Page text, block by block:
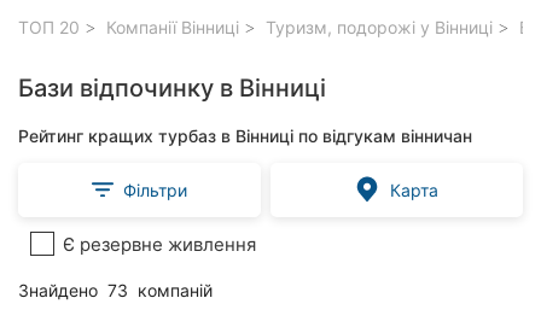
ТОП 20 Компанії Вінниці Туризм, подорожі у Вінниці
Бази відпочинку в Вінниці
Рейтинг кращих турбаз в Вінниці по відгукам вінничан
Фільтри Карта
Є резервне живлення
Знайдено 73 компаній